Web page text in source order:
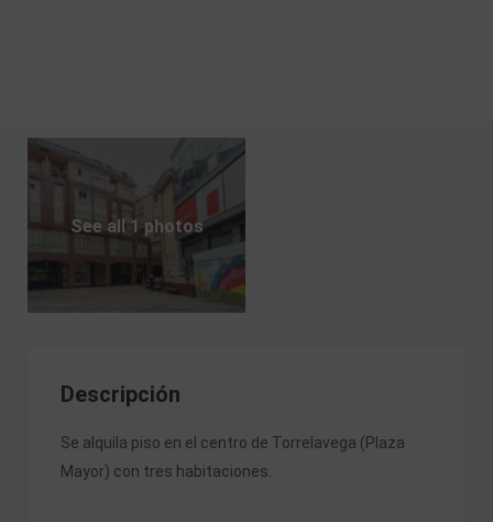
See all 1 photos
Descripción
Se alquila piso en el centro de Torrelavega (Plaza
Mayor) con tres habitaciones.